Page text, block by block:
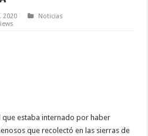
2020
Noticias
que estaba internado por haber
que recolectó en las sierras de